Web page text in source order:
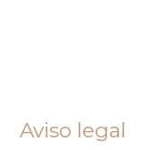
Aviso legal